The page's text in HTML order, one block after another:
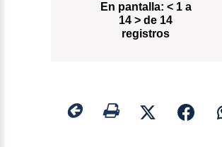
En pantalla: < 1 a
14 > de 14
registros